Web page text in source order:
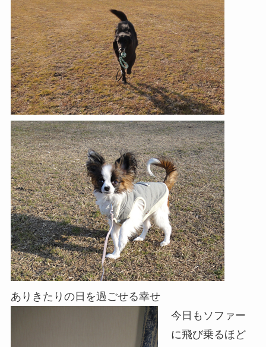
ありきたりの日を過ごせる幸せ
今日もソファー
に飛び乗るほど